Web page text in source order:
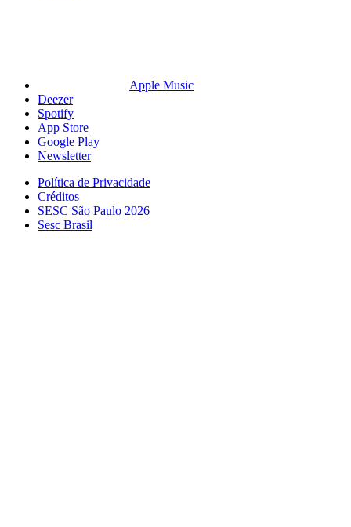
Apple Music
Deezer
Spotify
App Store
Google Play
Newsletter
Política de Privacidade
Créditos
SESC São Paulo 2026
Sesc Brasil